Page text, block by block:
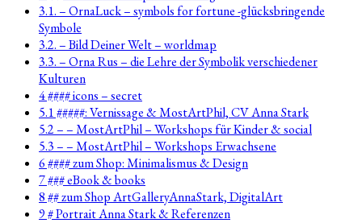
3.1. – OrnaLuck – symbols for fortune -glücksbringende
Symbole
3.2. – Bild Deiner Welt – worldmap
3.3. – Orna Rus – die Lehre der Symbolik verschiedener
Kulturen
4 #### icons – secret
5.1 #####: Vernissage & MostArtPhil, CV Anna Stark
5.2 – – MostArtPhil – Workshops für Kinder & social
5.3 – – MostArtPhil – Workshops Erwachsene
6 #### zum Shop: Minimalismus & Design
7 ### eBook & books
8 ## zum Shop ArtGalleryAnnaStark, DigitalArt
9 # Portrait Anna Stark & Referenzen